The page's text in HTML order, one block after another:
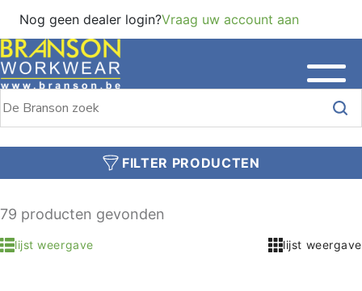
Nog geen dealer login?Vraag uw account aan
FILTER PRODUCTEN
79 producten gevonden
lijst weergave lijst weergave